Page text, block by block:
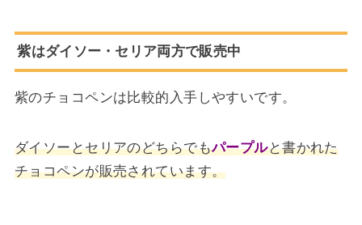
紫はダイソー・セリア両方で販売中
紫のチョコペンは比較的入手しやすいです。
ダイソーとセリアのどちらでもパープルと書かれた
チョコペンが販売されています。